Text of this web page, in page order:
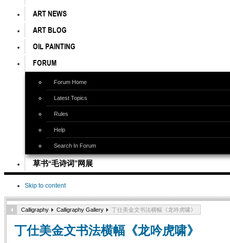
ART NEWS
ART BLOG
OIL PAINTING
FORUM
Forum Home
Latest Topics
Rules
Help
Search In Forum
草书“毛诗词”网展
Skip to content
Calligraphy Calligraphy Gallery 丁仕美金文书法横幅《龙吟虎啸》
丁仕美金文书法横幅《龙吟虎啸》